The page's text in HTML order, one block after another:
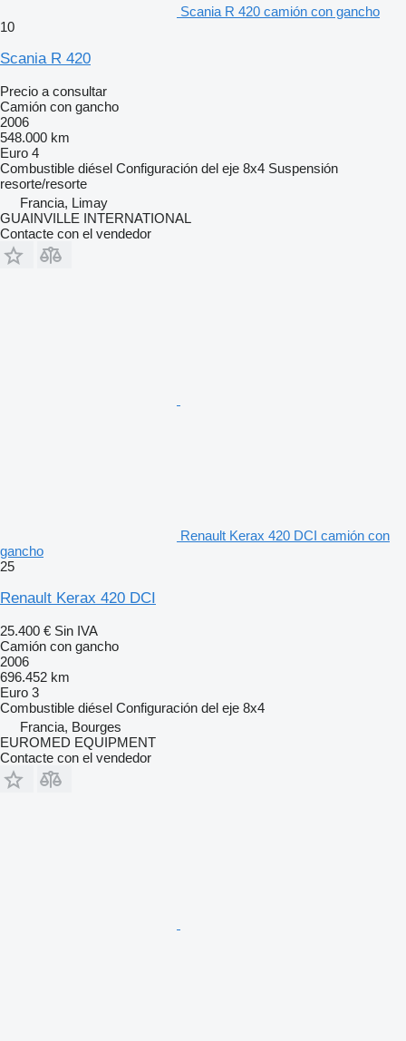
Scania R 420 camión con gancho
10
Scania R 420
Precio a consultar
Camión con gancho
2006
548.000 km
Euro 4
Combustible diésel Configuración del eje 8x4 Suspensión
resorte/resorte
Francia, Limay
GUAINVILLE INTERNATIONAL
Contacte con el vendedor
Renault Kerax 420 DCI camión con
gancho
25
Renault Kerax 420 DCI
25.400 € Sin IVA
Camión con gancho
2006
696.452 km
Euro 3
Combustible diésel Configuración del eje 8x4
Francia, Bourges
EUROMED EQUIPMENT
Contacte con el vendedor